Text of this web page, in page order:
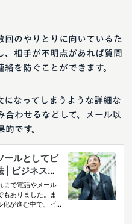
回のやりとりに向いているた
、相手が不明点があれば質問
を防ぐことができます。
になってしまうような詳細な
合わせるなどして、メール以
です。